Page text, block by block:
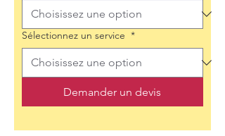
Sélectionnez un service *
Demander un devis